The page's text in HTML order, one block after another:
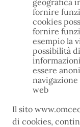
geografica
fornire
cookies
fornire
esempio la
possibilità
essere
web
Il sito
di cookies,